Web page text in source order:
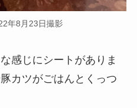
年8月23日撮影
感じにシートがありま
カツがごはんとくっつ